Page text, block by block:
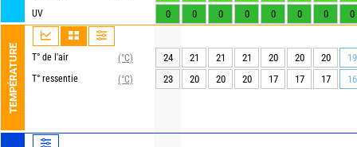
UV
TEMPÉRATURE T° de l'air
(°C)
T° ressentie
(°C)
0 0 0 0 0 0 0 0
24 21 21 21 20 20 20
19
23
20 20 20 17 17 17 16